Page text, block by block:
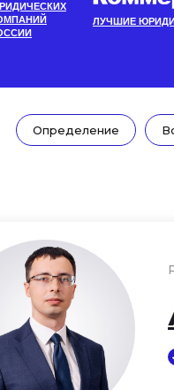
ЛУЧШИЕ
Определение